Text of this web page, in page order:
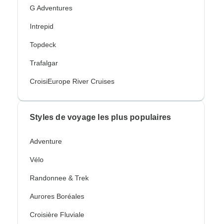
G Adventures
Intrepid
Topdeck
Trafalgar
CroisiEurope River Cruises
Styles de voyage les plus populaires
Adventure
Vélo
Randonnee & Trek
Aurores Boréales
Croisière Fluviale